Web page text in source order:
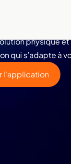
à
physique
qui s’adapte à
l'application